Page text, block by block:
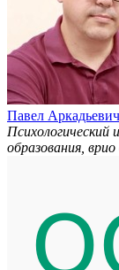
Павел
Психологический
образования,